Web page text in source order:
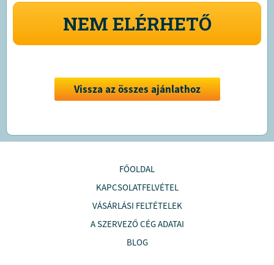
NEM ELÉRHETŐ
Vissza az összes ajánlathoz
FŐOLDAL
KAPCSOLATFELVÉTEL
VÁSÁRLÁSI FELTÉTELEK
A SZERVEZŐ CÉG ADATAI
BLOG